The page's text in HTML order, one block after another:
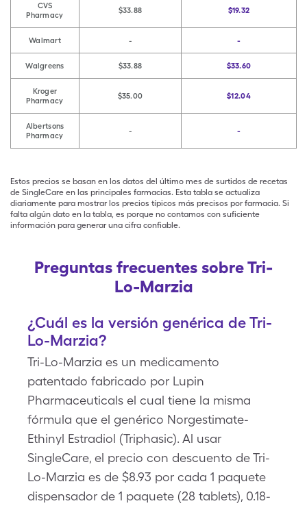
CVS
Pharmacy
$33.88 $19.32
Walmart - -
Walgreens $33.88 $33.60
Kroger
Pharmacy
$35.00 $12.04
Albertsons
Pharmacy
- -
Estos precios se basan en los datos del último mes de surtidos de recetas
de SingleCare en las principales farmacias. Esta tabla se actualiza
diariamente para mostrar los precios típicos más precisos por farmacia. Si
falta algún dato en la tabla, es porque no contamos con suficiente
información para generar una cifra confiable.
Preguntas frecuentes sobre Tri-
Lo-Marzia
¿Cuál es la versión genérica de Tri-
Lo-Marzia?
Tri-Lo-Marzia es un medicamento
patentado fabricado por Lupin
Pharmaceuticals el cual tiene la misma
fórmula que el genérico Norgestimate-
Ethinyl Estradiol (Triphasic). Al usar
SingleCare, el precio con descuento de Tri-
Lo-Marzia es de $8.93 por cada 1 paquete
dispensador de 1 paquete (28 tablets), 0.18-